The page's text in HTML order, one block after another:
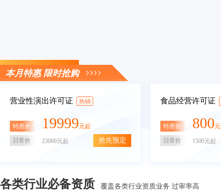
立即咨询
本月特惠 限时抢购
营业性演出许可证 热销
特惠价 19999元起
日常价 23000元起 抢先预定
食品经营许可证
特惠价 800
日常价 1500元起
各类行业必备资质 覆盖各类行业资质业务 过审率高